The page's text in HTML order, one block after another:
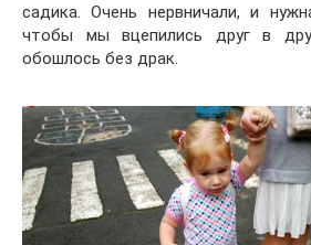
садика. Очень нервничали, и
чтобы мы вцепились друг в
обошлось без драк.